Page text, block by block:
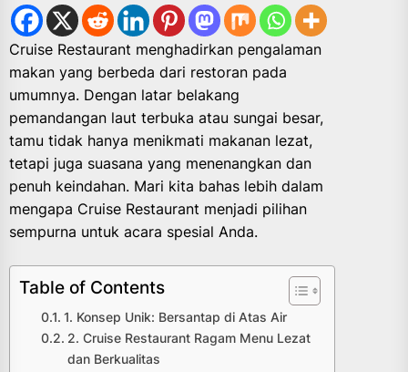
Cruise Restaurant menghadirkan pengalaman
makan yang berbeda dari restoran pada
umumnya. Dengan latar belakang
pemandangan laut terbuka atau sungai besar,
tamu tidak hanya menikmati makanan lezat,
tetapi juga suasana yang menenangkan dan
penuh keindahan. Mari kita bahas lebih dalam
mengapa Cruise Restaurant menjadi pilihan
sempurna untuk acara spesial Anda.
Table of Contents
1. Konsep Unik: Bersantap di Atas Air
2. Cruise Restaurant Ragam Menu Lezat
dan Berkualitas